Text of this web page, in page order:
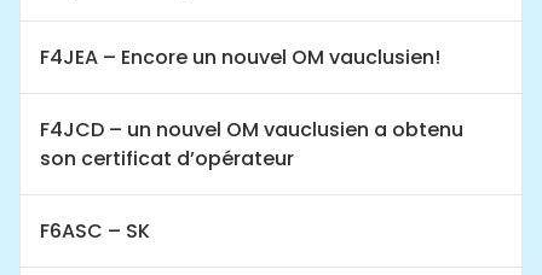
F4JEA – Encore un nouvel OM vauclusien!
F4JCD – un nouvel OM vauclusien a obtenu
son certificat d’opérateur
F6ASC – SK